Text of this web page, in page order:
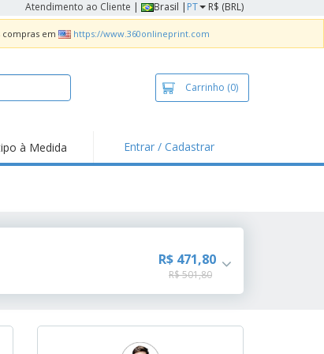
Atendimento ao Cliente | Brasil | PT R$ (BRL)
compras em https://www.360onlineprint.com
Carrinho (0)
à Medida Entrar / Cadastrar
R$ 471,80
R$ 501,80